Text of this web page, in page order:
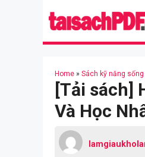
Home » Sách kỹ năng sống
[Tải sách]
Và Học